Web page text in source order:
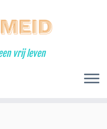
vrij leven